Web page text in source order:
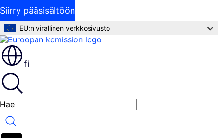
Siirry pääsisältöön
EU:n virallinen verkkosivusto
fi
Hae
Hae